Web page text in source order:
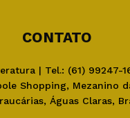
CONTATO
| Tel.: (61) 99247-
Shopping, Mezanino
Águas Claras,